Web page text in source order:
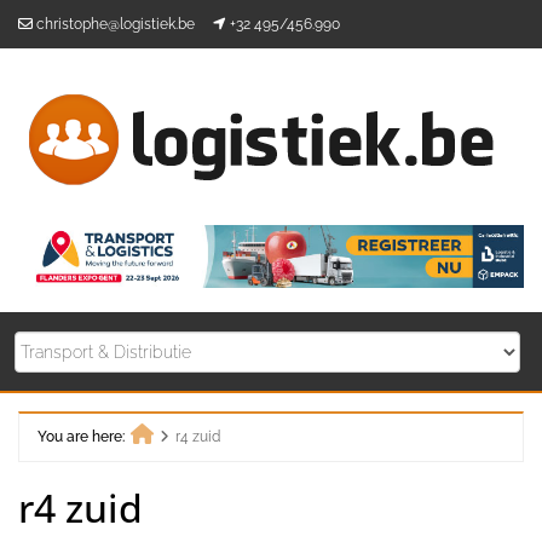
christophe@logistiek.be +32 495/456.990
You are here:
r4 zuid
r4 zuid